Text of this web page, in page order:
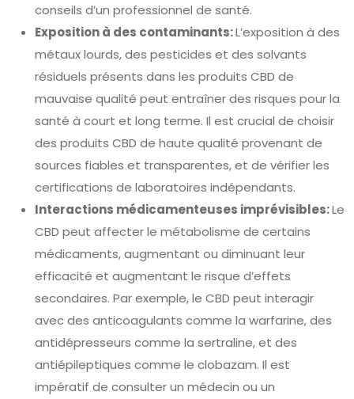
conseils d’un professionnel de santé.
Exposition à des contaminants:L’exposition à des
métaux lourds, des pesticides et des solvants
résiduels présents dans les produits CBD de
mauvaise qualité peut entraîner des risques pour la
santé à court et long terme. Il est crucial de choisir
des produits CBD de haute qualité provenant de
sources fiables et transparentes, et de vérifier les
certifications de laboratoires indépendants.
Interactions médicamenteuses imprévisibles:Le
CBD peut affecter le métabolisme de certains
médicaments, augmentant ou diminuant leur
efficacité et augmentant le risque d’effets
secondaires. Par exemple, le CBD peut interagir
avec des anticoagulants comme la warfarine, des
antidépresseurs comme la sertraline, et des
antiépileptiques comme le clobazam. Il est
impératif de consulter un médecin ou un